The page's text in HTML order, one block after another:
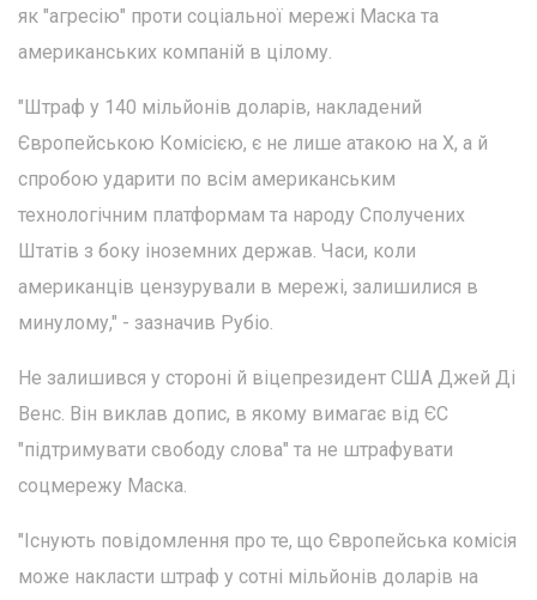
як "агресію" проти соціальної мережі Маска та
американських компаній в цілому.
"Штраф у 140 мільйонів доларів, накладений
Європейською Комісією, є не лише атакою на X, а й
спробою ударити по всім американським
технологічним платформам та народу Сполучених
Штатів з боку іноземних держав. Часи, коли
американців цензурували в мережі, залишилися в
минулому," - зазначив Рубіо.
Не залишився у стороні й віцепрезидент США Джей Ді
Венс. Він виклав допис, в якому вимагає від ЄС
"підтримувати свободу слова" та не штрафувати
соцмережу Маска.
"Існують повідомлення про те, що Європейська комісія
може накласти штраф у сотні мільйонів доларів на